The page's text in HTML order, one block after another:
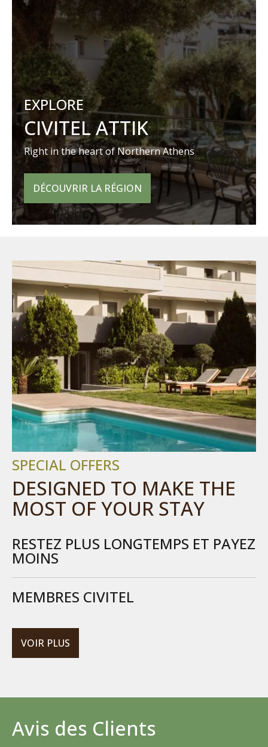
EXPLORE
CIVITEL ATTIK
Right in the heart of Northern Athens
DÉCOUVRIR LA RÉGION
Outdoor
swimming
pool
and
sun
loungers
at
Civitel
Attik
business
hotel
in
Maroussi
Athens
near
OAKA
and
Golden
SPECIAL OFFERS
DESIGNED TO MAKE THE
MOST OF YOUR STAY
RESTEZ PLUS LONGTEMPS ET PAYEZ
MOINS
MEMBRES CIVITEL
VOIR PLUS
Avis des Clients